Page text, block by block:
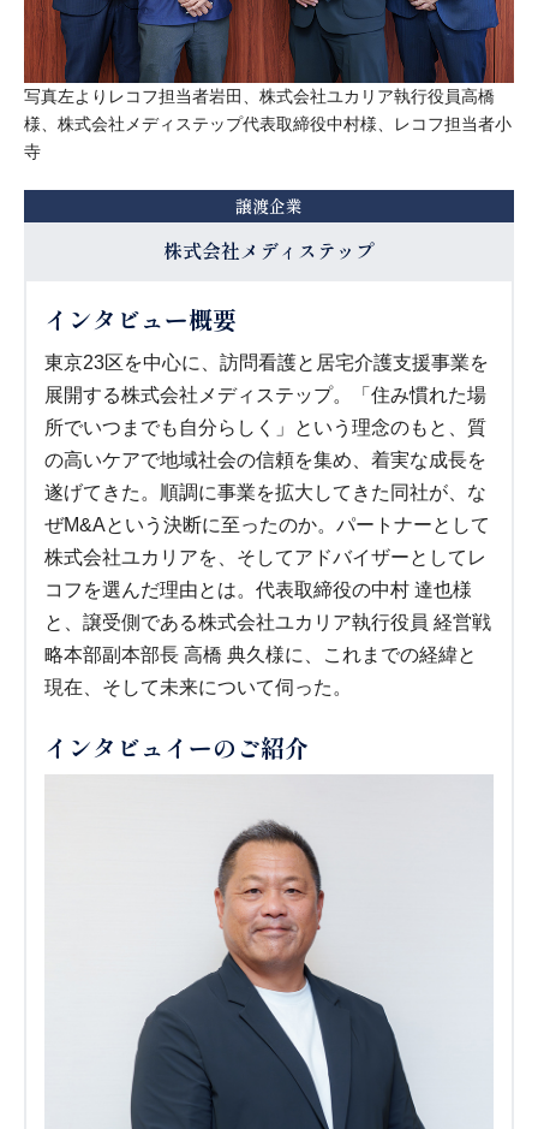
写真左よりレコフ担当者岩田、株式会社ユカリア執行役員高橋
様、株式会社メディステップ代表取締役中村様、レコフ担当者小
寺
譲渡企業
株式会社メディステップ
インタビュー概要
東京23区を中心に、訪問看護と居宅介護支援事業を
展開する株式会社メディステップ。「住み慣れた場
所でいつまでも自分らしく」という理念のもと、質
の高いケアで地域社会の信頼を集め、着実な成長を
遂げてきた。順調に事業を拡大してきた同社が、な
ぜM&Aという決断に至ったのか。パートナーとして
株式会社ユカリアを、そしてアドバイザーとしてレ
コフを選んだ理由とは。代表取締役の中村 達也様
と、譲受側である株式会社ユカリア執行役員 経営戦
略本部副本部長 高橋 典久様に、これまでの経緯と
現在、そして未来について伺った。
インタビュイーのご紹介